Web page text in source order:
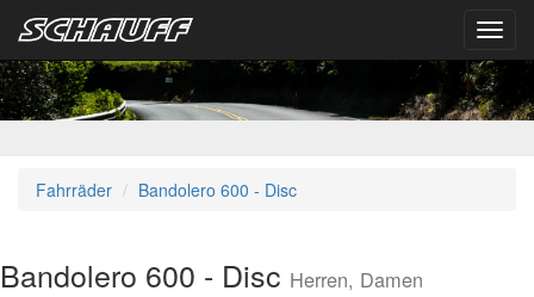
Fahrräder Bandolero 600 - Disc
Bandolero 600 - Disc Herren, Damen